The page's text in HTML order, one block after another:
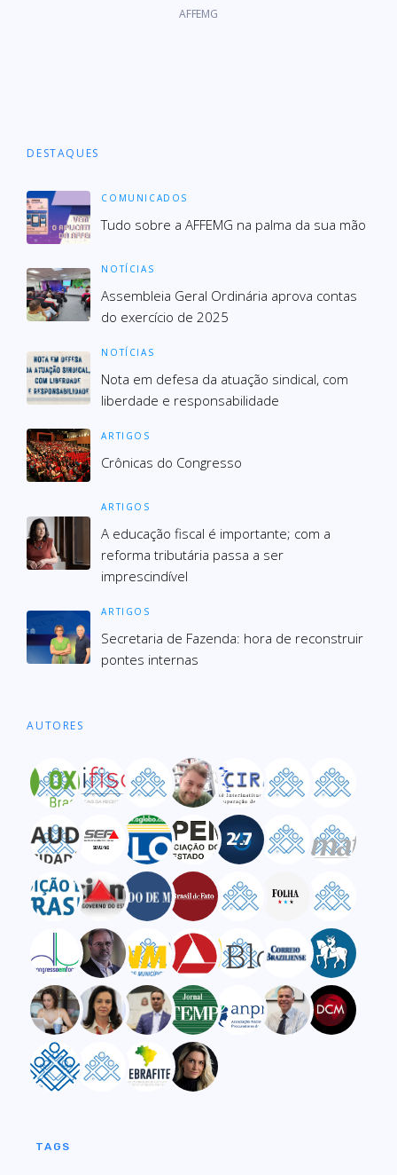
AFFEMG
DESTAQUES
COMUNICADOS
Tudo sobre a AFFEMG na palma da sua mão
NOTÍCIAS
Assembleia Geral Ordinária aprova contas
do exercício de 2025
NOTÍCIAS
Nota em defesa da atuação sindical, com
liberdade e responsabilidade
ARTIGOS
Crônicas do Congresso
ARTIGOS
A educação fiscal é importante; com a
reforma tributária passa a ser
imprescindível
ARTIGOS
Secre­ta­ria de Fazenda: hora de recons­truir
pon­tes inter­nas
AUTORES
TAGS